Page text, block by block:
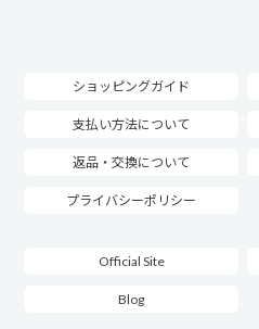
ショッピングガイド
支払い方法について
返品・交換について
プライバシーポリシー
Official Site
Blog